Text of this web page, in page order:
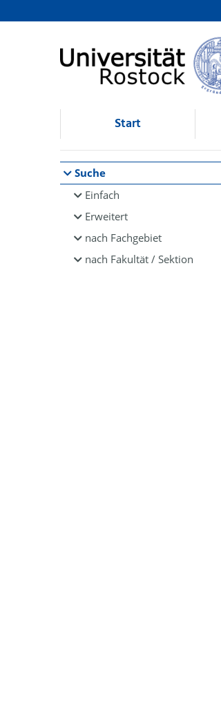
Browsen
direkt zum Inhalt
Start
Suche
Einfach
Erweitert
nach Fachgebiet
nach Fakultät / Sektion